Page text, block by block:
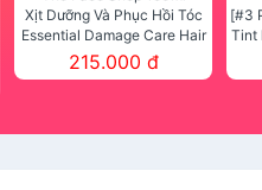
Xịt Dưỡng Và Phục Hồi Tóc
Essential Damage Care Hair
Mist The Face Shop 150ml
215.000 đ
[#3
Tint